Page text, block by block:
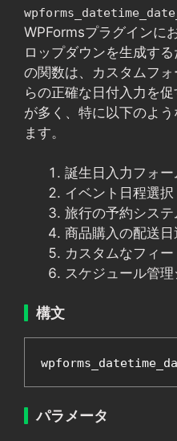
WPFormsプラグインに
ロップダウンを生成す
の関数は、カスタムフ
らの正確な日付入力を
が多く、特に以下のよ
ます。
誕生日入力フォー
イベント日程選択
旅行の予約システ
商品購入の配送日
カスタムなフィ
スケジュール管
構文
パラメータ